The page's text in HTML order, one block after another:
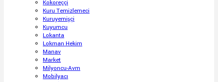
Kokoreççi
Kuru Temizlemeci
Kuruyemişçi
Kuyumcu
Lokanta
Lokman Hekim
Manav
Market
Milyoncu-Avm
Mobilyacı